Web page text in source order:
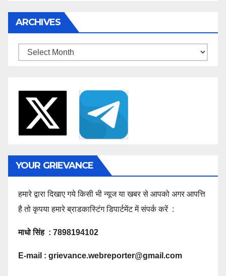
ARCHIVES
Archives
YOUR GRIEVANCE
हमारे द्वारा दिखाए गये किसी भी न्यूज या खबर से आपको अगर आपत्ति
है तो कृपया हमारे ब्राडकास्टिंग डिपार्टमेंट में संपर्क करें :
माधो सिंह : 7898194102
E-mail : grievance.webreporter@gmail.com